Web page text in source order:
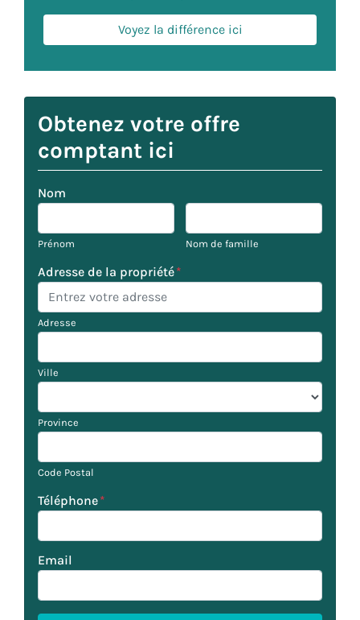
Voyez la différence ici
Obtenez votre offre
comptant ici
Nom
Prénom Nom de famille
Adresse de la propriété*
Adresse
Ville
Province
Code Postal
Téléphone*
Email